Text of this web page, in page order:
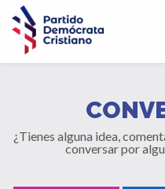
¿Tienes alguna idea,
conversar por